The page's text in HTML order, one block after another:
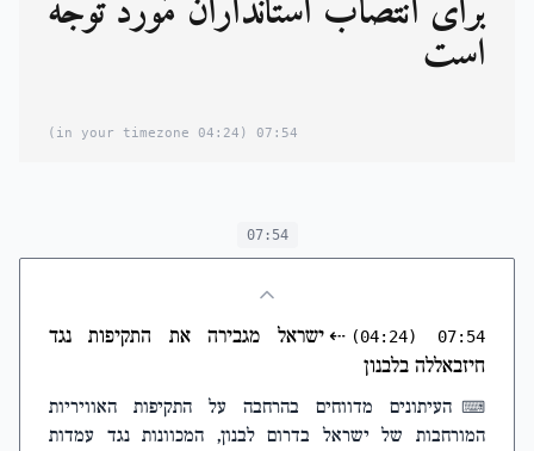
است
07:54
(04:24 in your timezone)
07:54
07:54
(04:24)
⇠ ישראל מגבירה את התקיפות נגד
חיזבאללה בלבנון
⌨ העיתונים מדווחים בהרחבה על התקיפות האוויריות
המורחבות של ישראל בדרום לבנון, המכוונות נגד עמדות